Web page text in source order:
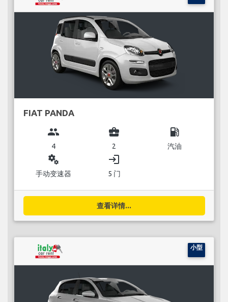
FIAT PANDA
group
4
business_center
2
local_gas_station
汽油
miscellaneous_services
手动变速器
login
5 门
查看详情...
小型